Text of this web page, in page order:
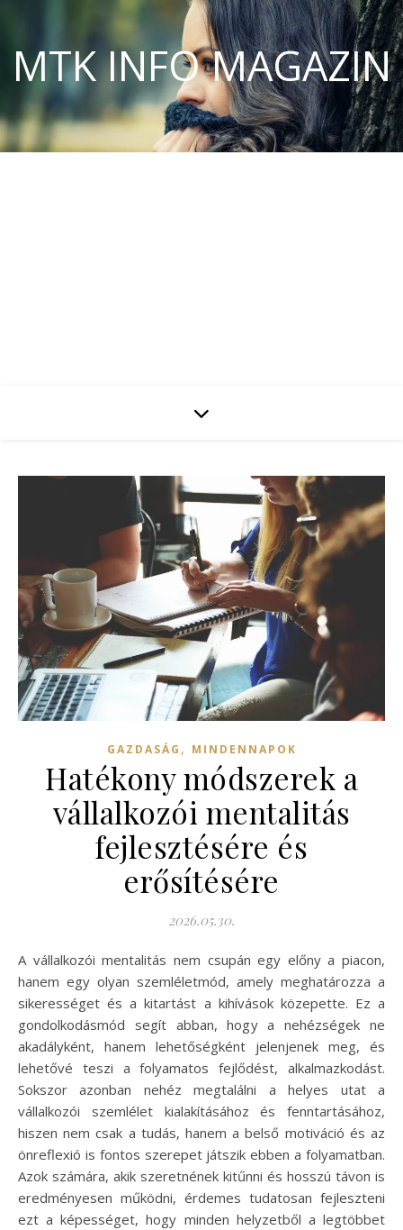
MTK INFO MAGAZIN
GAZDASÁG , MINDENNAPOK
Hatékony módszerek a
vállalkozói mentalitás
fejlesztésére és
erősítésére
2026.05.30.
A vállalkozói mentalitás nem csupán egy előny a piacon,
hanem egy olyan szemléletmód, amely meghatározza a
sikerességet és a kitartást a kihívások közepette. Ez a
gondolkodásmód segít abban, hogy a nehézségek ne
akadályként, hanem lehetőségként jelenjenek meg, és
lehetővé teszi a folyamatos fejlődést, alkalmazkodást.
Sokszor azonban nehéz megtalálni a helyes utat a
vállalkozói szemlélet kialakításához és fenntartásához,
hiszen nem csak a tudás, hanem a belső motiváció és az
önreflexió is fontos szerepet játszik ebben a folyamatban.
Azok számára, akik szeretnének kitűnni és hosszú távon is
eredményesen működni, érdemes tudatosan fejleszteni
ezt a képességet, hogy minden helyzetből a legtöbbet